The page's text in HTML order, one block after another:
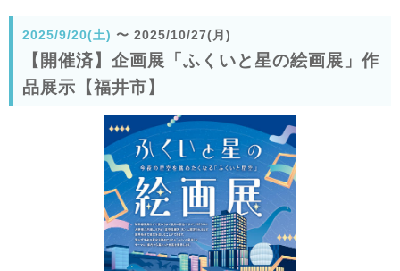
2025/9/20(土) 〜 2025/10/27(月)
【開催済】企画展「ふくいと星の絵画展」作
品展示【福井市】